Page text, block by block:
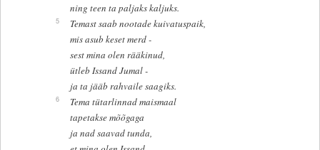
ning teen ta paljaks kaljuks.
5
Temast saab nootade kuivatuspaik,
mis asub keset merd -
sest mina olen rääkinud,
ütleb Issand Jumal -
ja ta jääb rahvaile saagiks.
6
Tema tütarlinnad maismaal
tapetakse mõõgaga
ja nad saavad tunda,